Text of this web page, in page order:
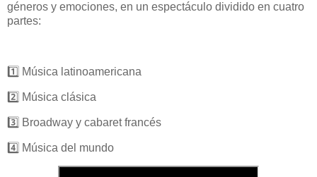
géneros y emociones, en un espectáculo dividido en cuatro
partes:
1️⃣ Música latinoamericana
2️⃣ Música clásica
3️⃣ Broadway y cabaret francés
4️⃣ Música del mundo